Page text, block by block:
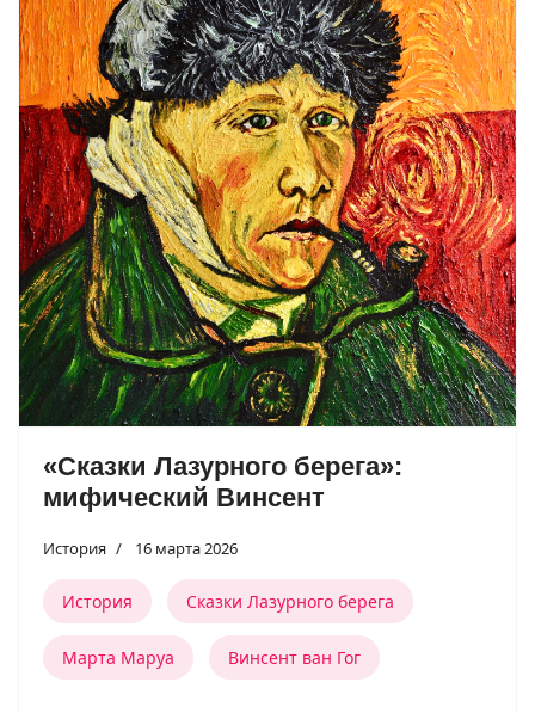
«Сказки Лазурного берега»:
мифический Винсент
История 16 марта 2026
История Сказки Лазурного берега
Марта Маруа Винсент ван Гог